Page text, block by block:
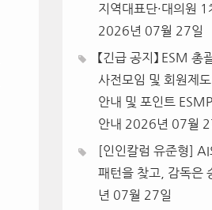
지역대표단·대의원
2026년 07월 27일
【긴급 공지】 ESM
사전모임 및 회원제
안내 및 포인트
안내 2026년 07월
[인인칼럼 유준형]
패턴을 찾고, 감독은
년 07월 27일